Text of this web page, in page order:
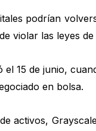
podrían
violar las leyes
el 15 de junio,
en bolsa.
activos,